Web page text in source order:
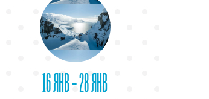
16 ЯНВ – 28 ЯНВ